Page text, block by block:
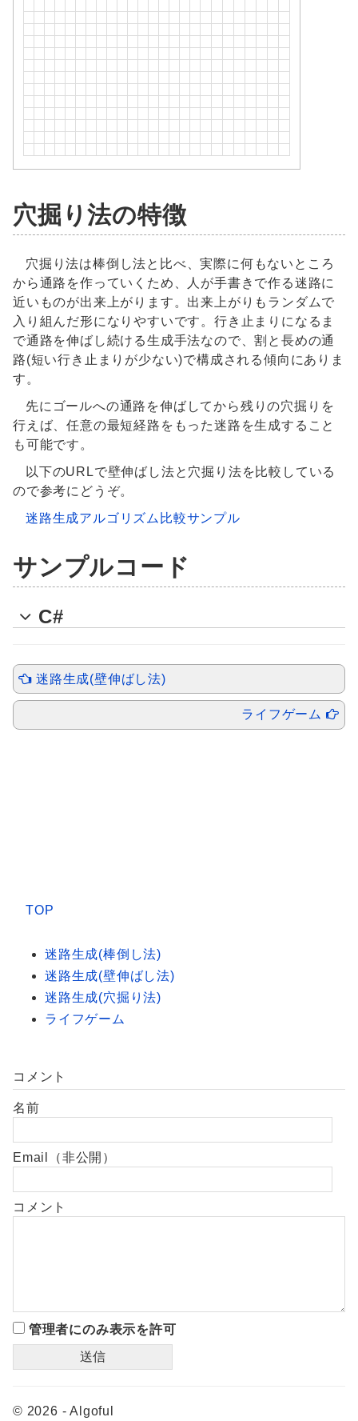
穴掘り法の特徴
穴掘り法は棒倒し法と比べ、実際に何もないところ
から通路を作っていくため、人が手書きで作る迷路に
近いものが出来上がります。出来上がりもランダムで
入り組んだ形になりやすいです。行き止まりになるま
で通路を伸ばし続ける生成手法なので、割と長めの通
路(短い行き止まりが少ない)で構成される傾向にありま
す。
先にゴールへの通路を伸ばしてから残りの穴掘りを
行えば、任意の最短経路をもった迷路を生成すること
も可能です。
以下のURLで壁伸ばし法と穴掘り法を比較している
ので参考にどうぞ。
迷路生成アルゴリズム比較サンプル
サンプルコード
C#
迷路生成(壁伸ばし法)
ライフゲーム
TOP
迷路生成(棒倒し法)
迷路生成(壁伸ばし法)
迷路生成(穴掘り法)
ライフゲーム
コメント
名前
Email（非公開）
コメント
管理者にのみ表示を許可
© 2026 - Algoful